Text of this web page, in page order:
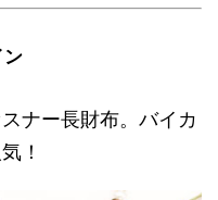
ン
ナー長財布。バイカ
！